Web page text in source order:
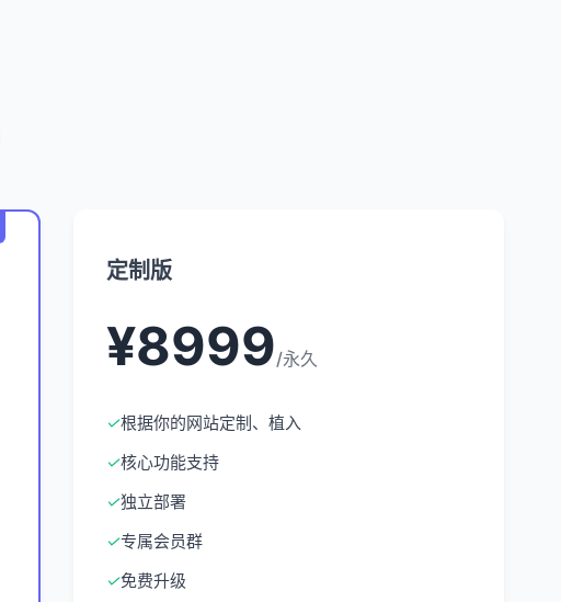
定制版
¥8999/永久
✓根据你的网站定制、植入
✓核心功能支持
✓独立部署
✓专属会员群
✓免费升级